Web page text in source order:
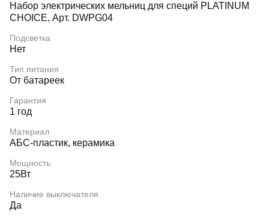
Набор электрических мельниц для специй PLATINUM
CHOICE, Арт. DWPG04
Подсветка
Нет
Тип питания
От батареек
Гарантия
1 год
Материал
АБС-пластик, керамика
Мощность
25Вт
Наличие выключателя
Да